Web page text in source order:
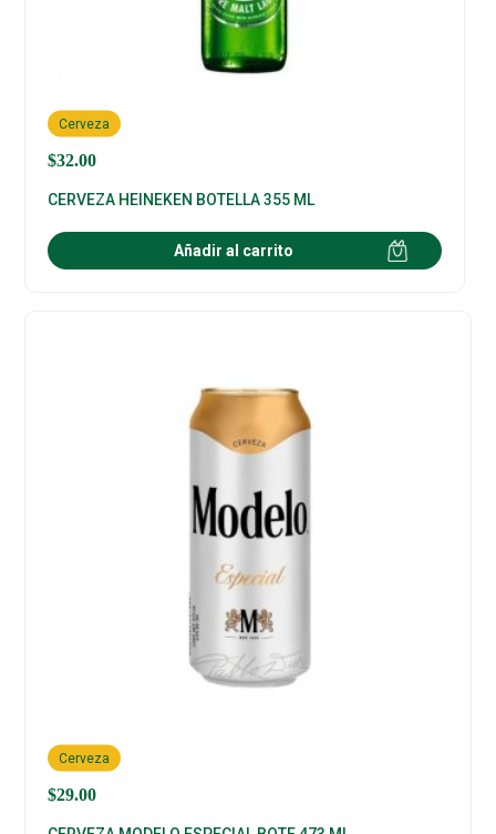
$32.00
Cerveza
CERVEZA HEINEKEN BOTELLA 355 ML
Añadir al carrito
$29.00
Cerveza